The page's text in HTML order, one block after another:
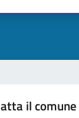
il comune